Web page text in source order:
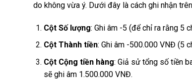
do không vừa ý. Dưới đây là cách ghi nhận
Cột Số lượng: Ghi âm -5 (để chỉ ra rằng 5
Cột Thành tiền: Ghi âm -500.000 VNĐ (5
Cột Cộng tiền hàng: Giả sử tổng số tiền
sẽ ghi âm 1.500.000 VNĐ.